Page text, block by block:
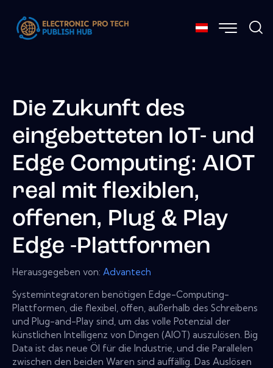
Die Zukunft des
eingebetteten IoT- und
Edge Computing: AIOT
real mit flexiblen,
offenen, Plug & Play
Edge -Plattformen
Herausgegeben von: Advantech
Systemintegratoren benötigen Edge-Computing-
Plattformen, die flexibel, offen, außerhalb des Schreibens
und Plug-and-Play sind, um das volle Potenzial der
künstlichen Intelligenz von Dingen (AIOT) auszulösen. Big
Data ist das neue Öl für die Industrie, und die Parallelen
zwischen den beiden Waren sind auffällig. Das Auslösen